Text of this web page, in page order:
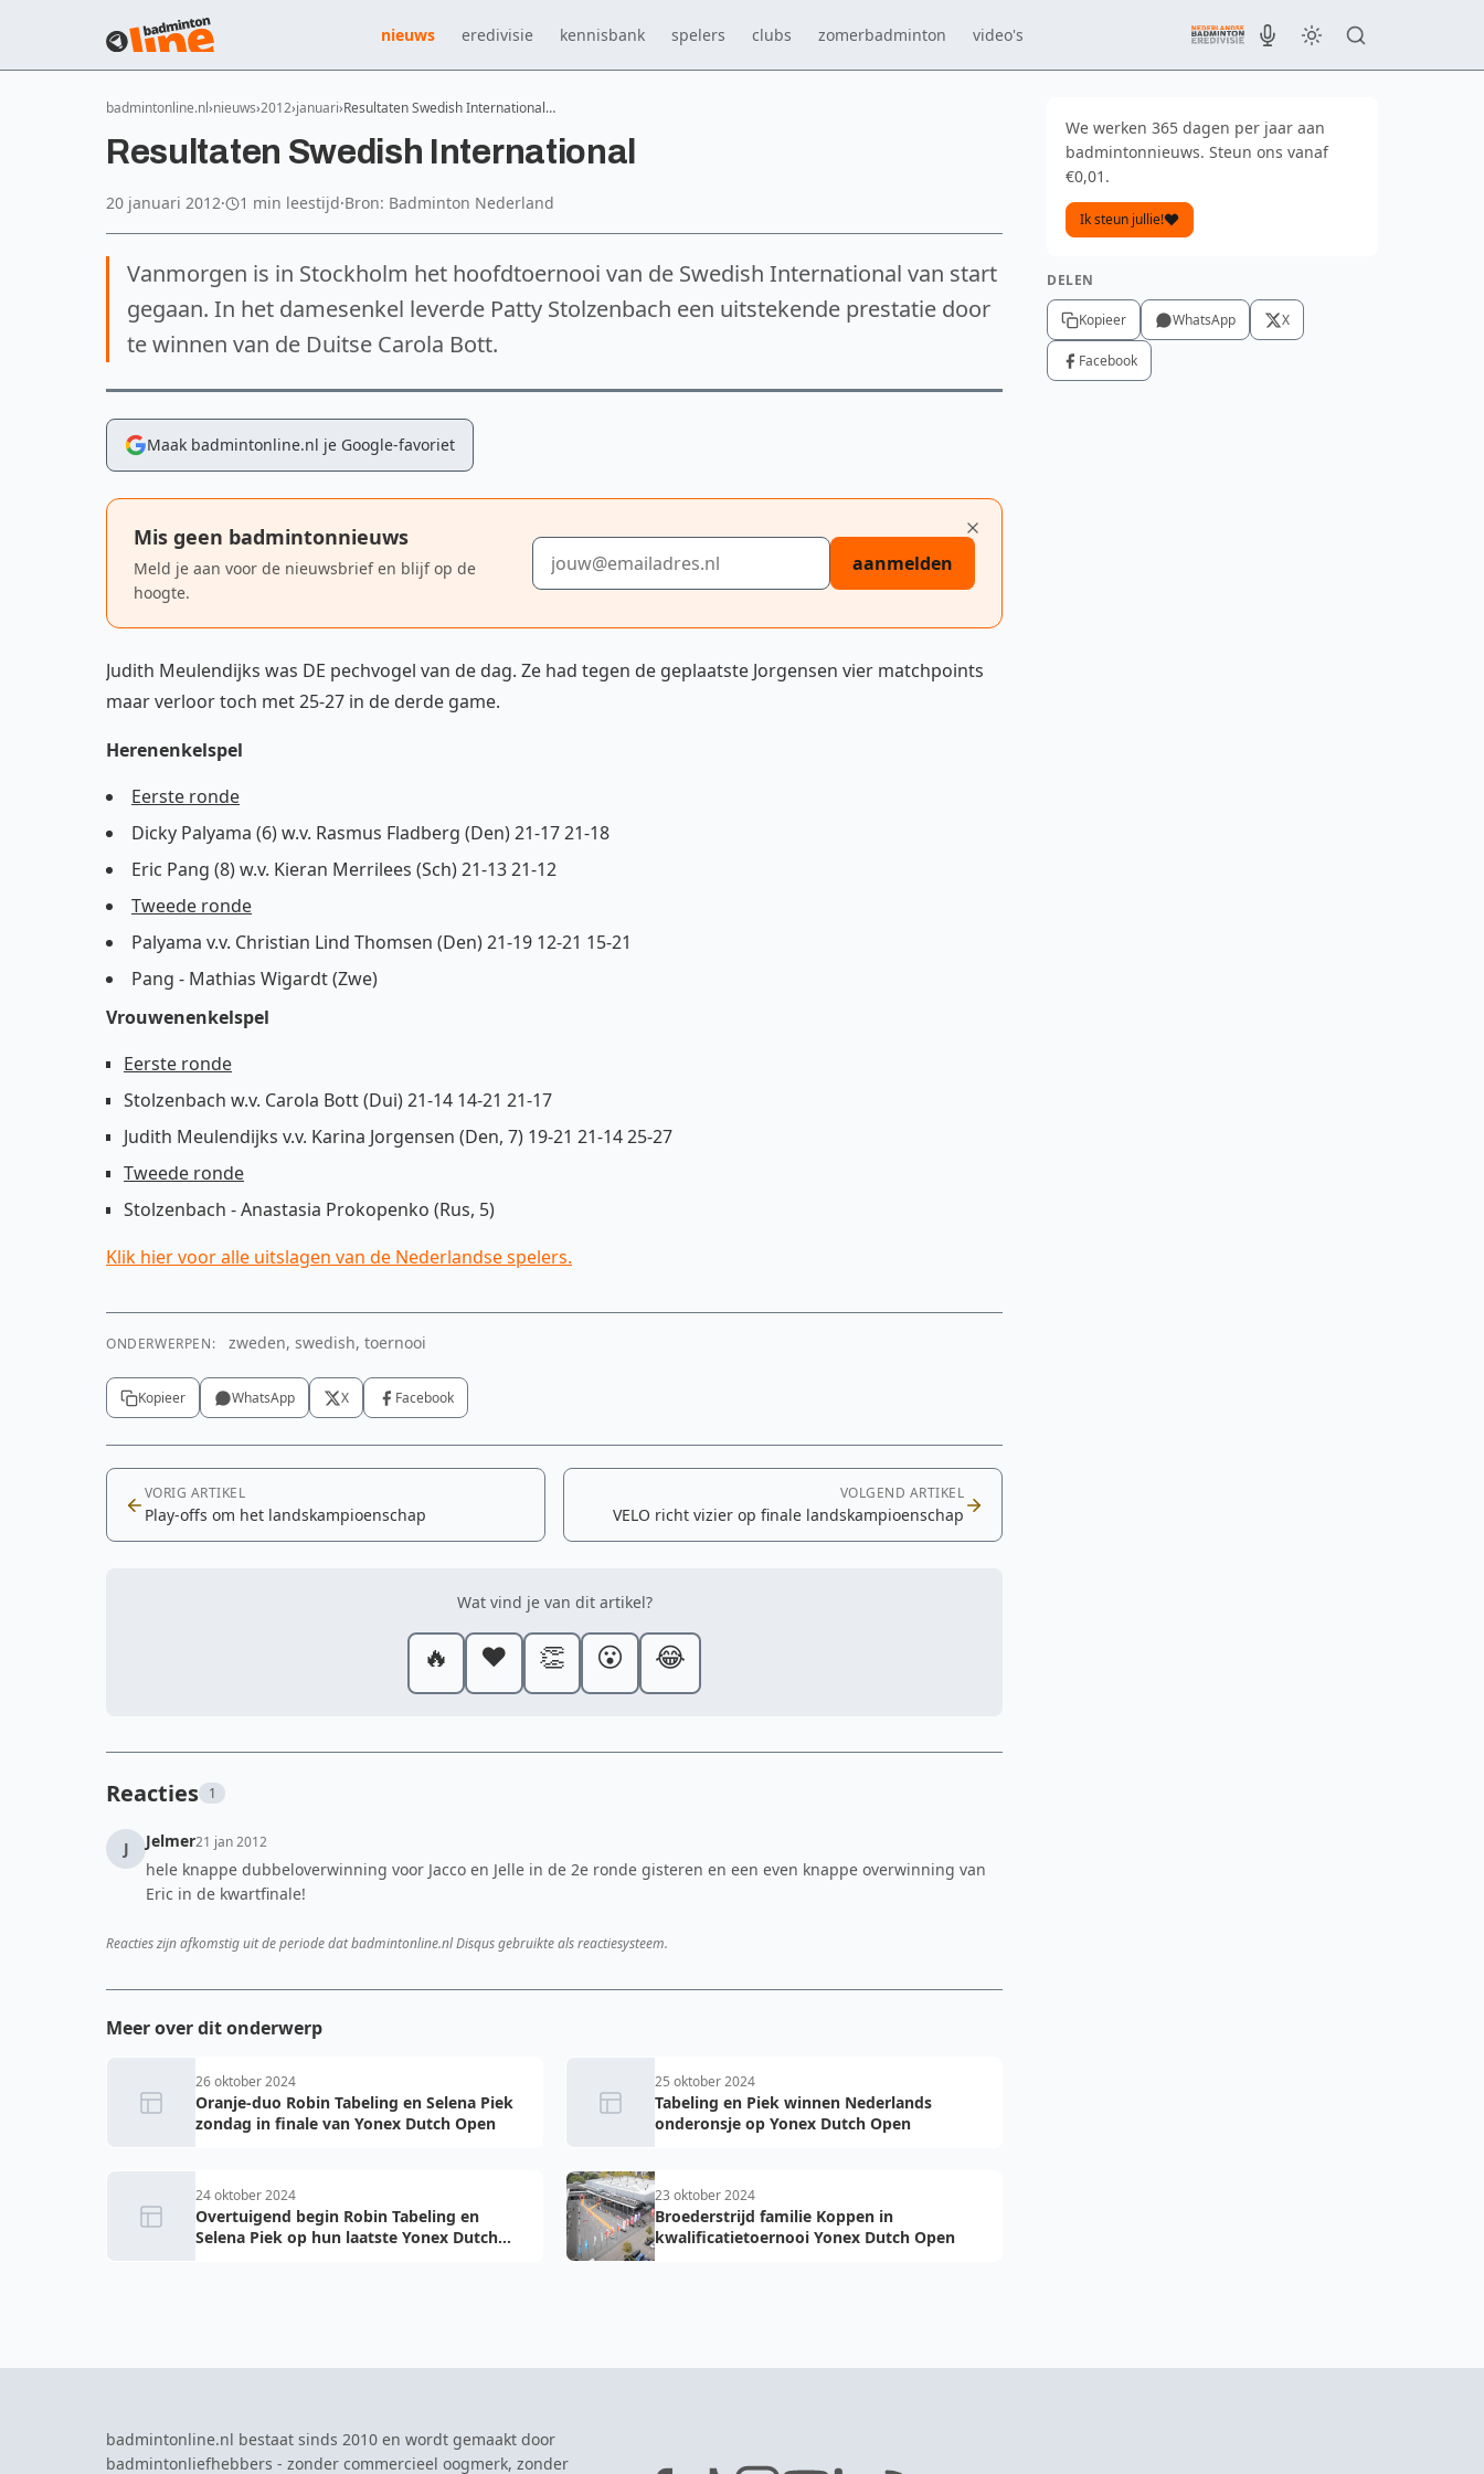
nieuws eredivisie kennisbank spelers clubs zomerbadminton video's
badmintonline.nl nieuws 2012 januari Resultaten Swedish International…
Resultaten Swedish International
20 januari 2012· 1 min leestijd·Bron: Badminton Nederland
Vanmorgen is in Stockholm het hoofdtoernooi van de Swedish International van start
gegaan. In het damesenkel leverde Patty Stolzenbach een uitstekende prestatie door
te winnen van de Duitse Carola Bott.
Maak badmintonline.nl je Google-favoriet
Mis geen badmintonnieuws
Meld je aan voor de nieuwsbrief en blijf op de
hoogte.
E-mailadres
aanmelden
Judith Meulendijks was DE pechvogel van de dag. Ze had tegen de geplaatste Jorgensen vier matchpoints
maar verloor toch met 25-27 in de derde game.
Herenenkelspel
Eerste ronde
Dicky Palyama (6) w.v. Rasmus Fladberg (Den) 21-17 21-18
Eric Pang (8) w.v. Kieran Merrilees (Sch) 21-13 21-12
Tweede ronde
Palyama v.v. Christian Lind Thomsen (Den) 21-19 12-21 15-21
Pang - Mathias Wigardt (Zwe)
Vrouwenenkelspel
Eerste ronde
Stolzenbach w.v. Carola Bott (Dui) 21-14 14-21 21-17
Judith Meulendijks v.v. Karina Jorgensen (Den, 7) 19-21 21-14 25-27
Tweede ronde
Stolzenbach - Anastasia Prokopenko (Rus, 5)
Klik hier voor alle uitslagen van de Nederlandse spelers.
ONDERWERPEN: zweden, swedish, toernooi
Kopieer WhatsApp X Facebook
VORIG ARTIKEL
Play-offs om het landskampioenschap
VOLGEND ARTIKEL
VELO richt vizier op finale landskampioenschap
Wat vind je van dit artikel?
🔥 ❤️ 👏 😮 😂
Reacties 1
J Jelmer21 jan 2012
hele knappe dubbeloverwinning voor Jacco en Jelle in de 2e ronde gisteren en een even knappe overwinning van
Eric in de kwartfinale!
Reacties zijn afkomstig uit de periode dat badmintonline.nl Disqus gebruikte als reactiesysteem.
Meer over dit onderwerp
26 oktober 2024
Oranje-duo Robin Tabeling en Selena Piek
zondag in finale van Yonex Dutch Open
25 oktober 2024
Tabeling en Piek winnen Nederlands
onderonsje op Yonex Dutch Open
24 oktober 2024
Overtuigend begin Robin Tabeling en
Selena Piek op hun laatste Yonex Dutch
23 oktober 2024
Broederstrijd familie Koppen in
kwalificatietoernooi Yonex Dutch Open
We werken 365 dagen per jaar aan
badmintonnieuws. Steun ons vanaf
€0,01.
Ik steun jullie!
DELEN
Kopieer WhatsApp X
Facebook
badmintonline.nl bestaat sinds 2010 en wordt gemaakt door
badmintonliefhebbers - zonder commercieel oogmerk, zonder